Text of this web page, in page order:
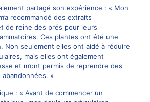
partagé son expérience : « Mon
recommandé des extraits
de reine des prés pour leurs
Ces plantes ont été une
Non seulement elles ont aidé à réduire
mais elles ont également
et m’ont permis de reprendre des
abandonnées. »
: « Avant de commencer un